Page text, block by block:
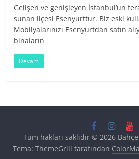
Gelişen ve genişleyen İstanbul’un
sunan ilçesi Esenyurttur. Biz eski
Mobilyalarınızı Esenyurtdan satın
binaların
Devam
Tüm hakları saklıdır © 2026
Tema: ThemeGrill tarafından